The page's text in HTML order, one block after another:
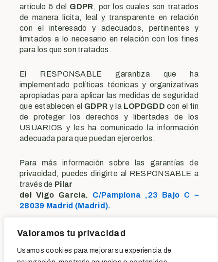
Valoramos tu privacidad
Usamos cookies para mejorar su experiencia de
artículo 5 del GDPR, por los cuales son tratados
de manera lícita, leal y transparente en relación
con el interesado y adecuados, pertinentes y
limitados a lo necesario en relación con los fines
para los que son tratados.
El RESPONSABLE garantiza que ha
implementado políticas técnicas y organizativas
apropiadas para aplicar las medidas de seguridad
que establecen el GDPR y la LOPDGDD con el fin
de proteger los derechos y libertades de los
USUARIOS y les ha comunicado la información
adecuada para que puedan ejercerlos.
Para más información sobre las garantías de
privacidad, puedes dirigirte al RESPONSABLE a
través de Pilar
del Vigo García. C/Pamplona ,23 Bajo C –
28039 Madrid (Madrid).
E-mail:info@conkalmapsicologia.com